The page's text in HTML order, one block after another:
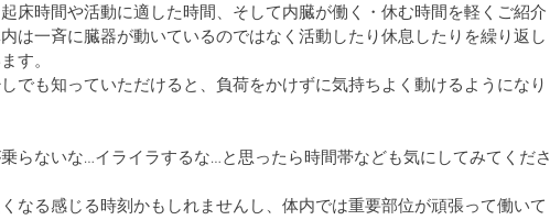
床時間や活動に適した時間、そして内臓が働く・休む時間を軽くご紹介
は一斉に臓器が動いているのではなく活動したり休息したりを繰り返し
す。
でも知っていただけると、負荷をかけずに気持ちよく動けるようになり
らないな…イライラするな…と思ったら時間帯なども気にしてみてくださ
なる感じる時刻かもしれませんし、体内では重要部位が頑張って働いて